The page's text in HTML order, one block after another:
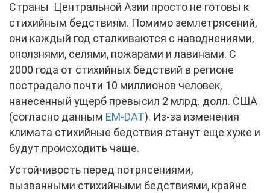
Страны Центральной Азии просто не готовы к
стихийным бедствиям. Помимо землетрясений,
они каждый год сталкиваются с наводнениями,
оползнями, селями, пожарами и лавинами. С
2000 года от стихийных бедствий в регионе
пострадало почти 10 миллионов человек,
нанесенный ущерб превысил 2 млрд. долл. США
(согласно данным EM-DAT). Из-за изменения
климата стихийные бедствия станут еще хуже и
будут происходить чаще.
Устойчивость перед потрясениями,
вызванными стихийными бедствиями, крайне